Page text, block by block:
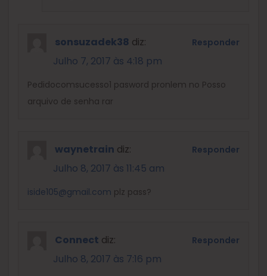
sonsuzadek38 diz:
Julho 7, 2017 às 4:18 pm
Pedidocomsucesso1 pasword pronlem no Posso
arquivo de senha rar
Responder
waynetrain diz:
Julho 8, 2017 às 11:45 am
iside105@gmail.com plz pass?
Responder
Connect diz:
Julho 8, 2017 às 7:16 pm
Responder